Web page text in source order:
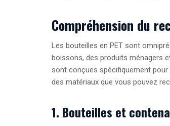
Compréhension du
Les bouteilles en PET sont
boissons, des produits ménagers
sont conçues spécifiquement
des matériaux que vous pouvez
1. Bouteilles et